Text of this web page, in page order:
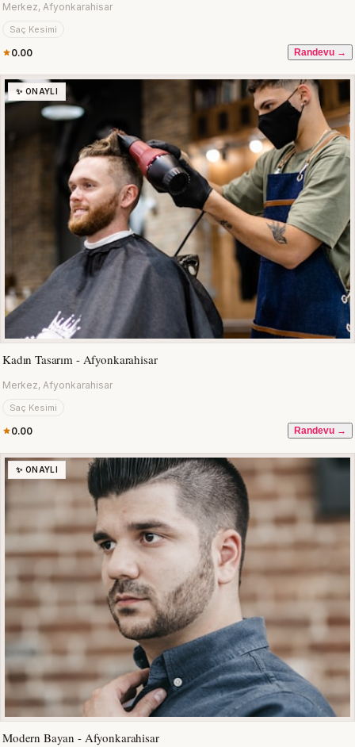
Merkez, Afyonkarahisar
Saç Kesimi
0.00 Randevu →
✨ ONAYLI
Kadın Tasarım - Afyonkarahisar
Merkez, Afyonkarahisar
Saç Kesimi
0.00 Randevu →
✨ ONAYLI
Modern Bayan - Afyonkarahisar